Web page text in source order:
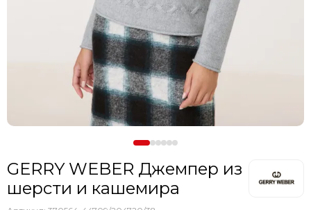
GERRY WEBER Джемпер из
шерсти и кашемира